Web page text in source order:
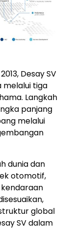
Desay SV
melalui tiga
Langkah
panjang
melalui
dunia dan
otomotif,
global
SV dalam